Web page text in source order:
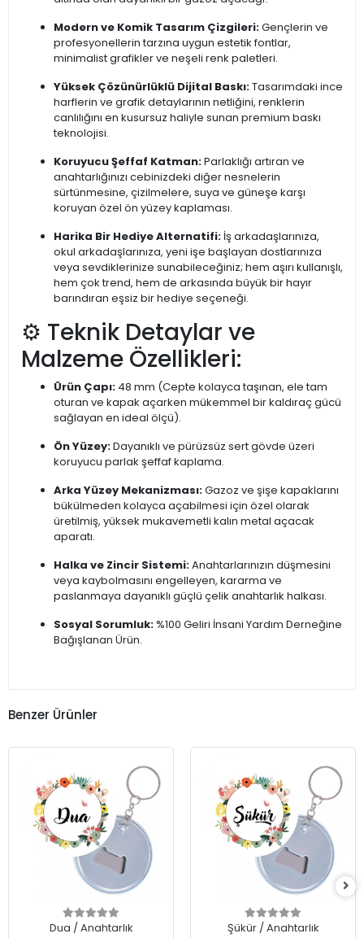
Modern ve Komik Tasarım Çizgileri:Gençlerin ve
profesyonellerin tarzına uygun estetik fontlar,
minimalist grafikler ve neşeli renk paletleri.
Yüksek Çözünürlüklü Dijital Baskı:Tasarımdaki ince
harflerin ve grafik detaylarının netliğini, renklerin
canlılığını en kusursuz haliyle sunan premium baskı
teknolojisi.
Koruyucu Şeffaf Katman:Parlaklığı artıran ve
anahtarlığınızı cebinizdeki diğer nesnelerin
sürtünmesine, çizilmelere, suya ve güneşe karşı
koruyan özel ön yüzey kaplaması.
Harika Bir Hediye Alternatifi: İş arkadaşlarınıza,
okul arkadaşlarınıza, yeni işe başlayan dostlarınıza
veya sevdiklerinize sunabileceğiniz; hem aşırı kullanışlı,
hem çok trend, hem de arkasında büyük bir hayır
barındıran eşsiz bir hediye seçeneği.
⚙️ Teknik Detaylar ve
Malzeme Özellikleri:
Ürün Çapı: 48 mm (Cepte kolayca taşınan, ele tam
oturan ve kapak açarken mükemmel bir kaldıraç gücü
sağlayan en ideal ölçü).
Ön Yüzey:Dayanıklı ve pürüzsüz sert gövde üzeri
koruyucu parlak şeffaf kaplama.
Arka Yüzey Mekanizması:Gazoz ve şişe kapaklarını
bükülmeden kolayca açabilmesi için özel olarak
üretilmiş, yüksek mukavemetli kalın metal açacak
aparatı.
Halka ve Zincir Sistemi:Anahtarlarınızın düşmesini
veya kaybolmasını engelleyen, kararma ve
paslanmaya dayanıklı güçlü çelik anahtarlık halkası.
Sosyal Sorumluk: %100 Geliri İnsani Yardım Derneğine
Bağışlanan Ürün.
Benzer Ürünler
Dua / Anahtarlık Şükür / Anahtarlık